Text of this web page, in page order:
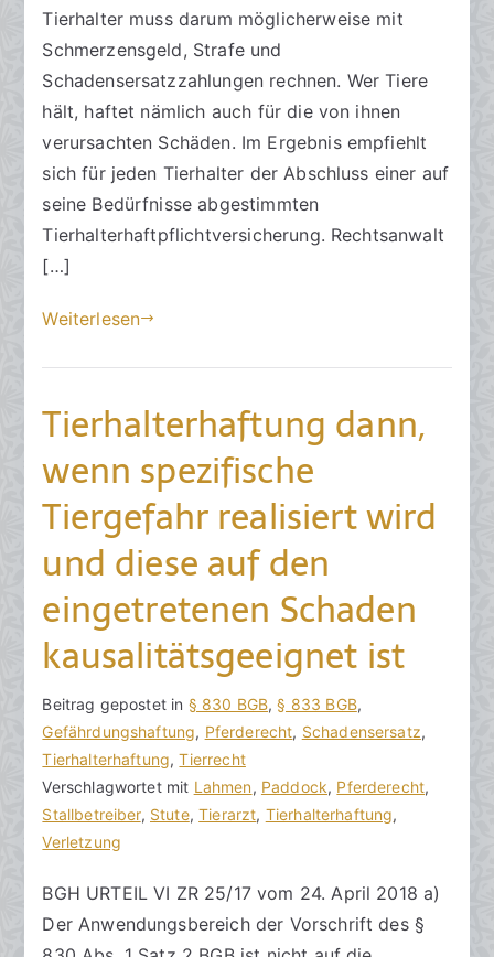
w
ä
e
l
i
t
a
m
2
.
D
z
m
2
0
Tierhalterhaftung
einbeziehen
Tierhalter muss darum möglicherweise mit
Schmerzensgeld, Strafe und
Schadensersatzzahlungen rechnen. Wer Tiere
hält, haftet nämlich auch für die von ihnen
verursachten Schäden. Im Ergebnis empfiehlt
sich für jeden Tierhalter der Abschluss einer auf
seine Bedürfnisse abgestimmten
Tierhalterhaftpflichtversicherung. Rechtsanwalt
[…]
Weiterlesen
Tierhalterhaftung dann,
wenn spezifische
Tiergefahr realisiert wird
und diese auf den
eingetretenen Schaden
kausalitätsgeeignet ist
V
o
n
h
o
r
k
R
e
B
e
i
t
r
a
v
e
r
Beitrag gepostet in § 830 BGB,§ 833 BGB,
Gefährdungshaftung, Pferderecht, Schadensersatz,
Tierhalterhaftung,Tierrecht
Verschlagwortet mit Lahmen, Paddock, Pferderecht,
Stallbetreiber, Stute,Tierarzt, Tierhalterhaftung,
Verletzung
K
e
i
n
e
K
m
m
e
BGH URTEIL VI ZR 25/17 vom 24. April 2018 a)
Der Anwendungsbereich der Vorschrift des §